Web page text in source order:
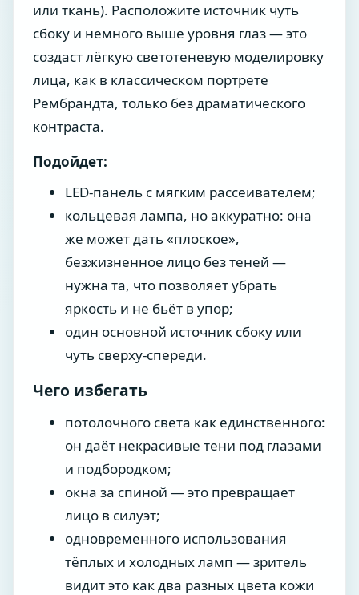
или ткань). Расположите источник чуть
сбоку и немного выше уровня глаз — это
создаст лёгкую светотеневую моделировку
лица, как в классическом портрете
Рембрандта, только без драматического
контраста.
Подойдет:
LED-панель с мягким рассеивателем;
кольцевая лампа, но аккуратно: она
же может дать «плоское»,
безжизненное лицо без теней —
нужна та, что позволяет убрать
яркость и не бьёт в упор;
один основной источник сбоку или
чуть сверху-спереди.
Чего избегать
потолочного света как единственного:
он даёт некрасивые тени под глазами
и подбородком;
окна за спиной — это превращает
лицо в силуэт;
одновременного использования
тёплых и холодных ламп — зритель
видит это как два разных цвета кожи